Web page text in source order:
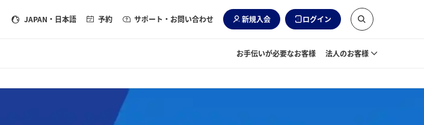
JAPAN ・日本語 予約 サポート・お問い合わせ 新規入会 ログイン
お手伝いが必要なお客様 法人のお客様